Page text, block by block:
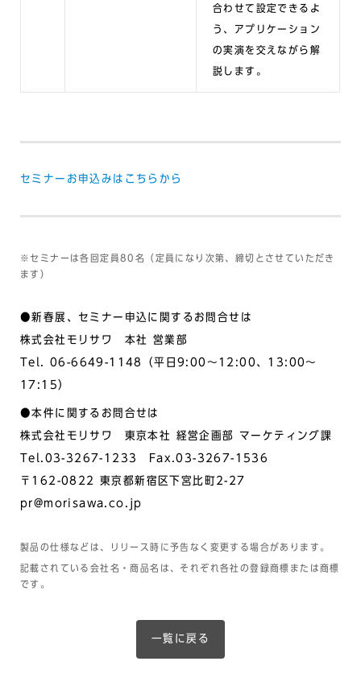
合わせて設定できるよ
う、アプリケーション
の実演を交えながら解
説します。
セミナーお申込みはこちらから
※セミナーは各回定員80名（定員になり次第、締切とさせていただき
ます）
●新春展、セミナー申込に関するお問合せは
株式会社モリサワ 本社 営業部
Tel. 06-6649-1148（平日9:00～12:00、13:00～
17:15）
●本件に関するお問合せは
株式会社モリサワ 東京本社 経営企画部 マーケティング課
Tel.03-3267-1233 Fax.03-3267-1536
〒162-0822 東京都新宿区下宮比町2-27
pr@morisawa.co.jp
製品の仕様などは、リリース時に予告なく変更する場合があります。
記載されている会社名・商品名は、それぞれ各社の登録商標または商標
です。
一覧に戻る